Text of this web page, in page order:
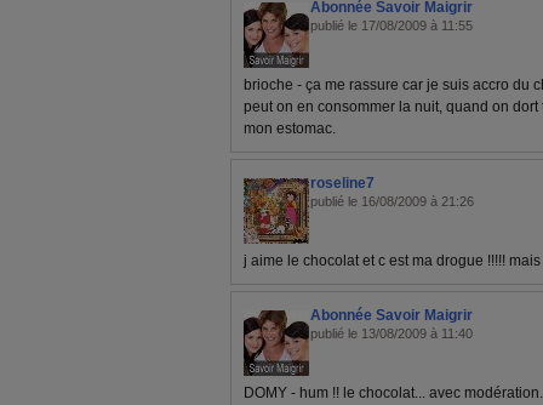
Abonnée Savoir Maigrir
publié le 17/08/2009 à 11:55
brioche - ça me rassure car je suis accro du
peut on en consommer la nuit, quand on
mon estomac.
roseline7
publié le 16/08/2009 à 21:26
j aime le chocolat et c est ma drogue !!!!!
Abonnée Savoir Maigrir
publié le 13/08/2009 à 11:40
DOMY - hum !! le chocolat... avec